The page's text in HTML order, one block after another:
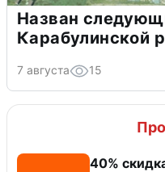
Назван
Карабулинской
7 августа 15
40%